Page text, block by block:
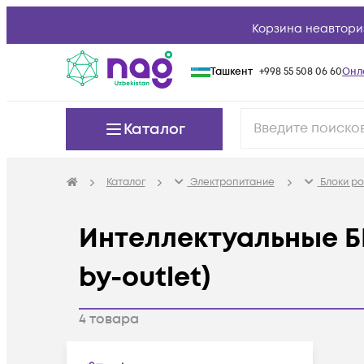
Корзина
Ташкент +998 55 508 06 60
Каталог
Каталог Электропитание Блоки
Интеллектуальные
by-outlet)
4товара